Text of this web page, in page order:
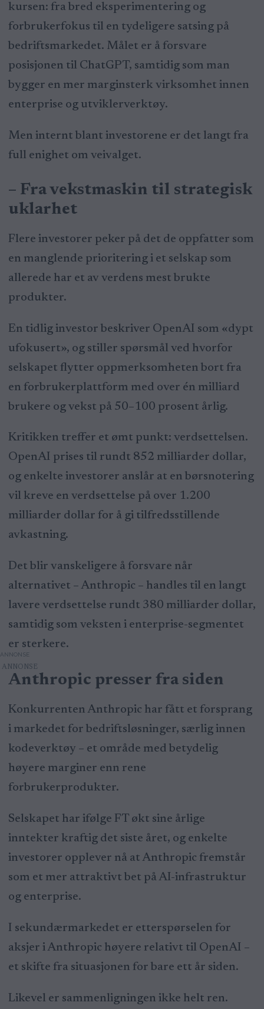
kursen: fra bred eksperimentering og
forbrukerfokus til en tydeligere satsing på
bedriftsmarkedet. Målet er å forsvare
posisjonen til ChatGPT, samtidig som man
bygger en mer marginsterk virksomhet innen
enterprise og utviklerverktøy.
Men internt blant investorene er det langt fra
full enighet om veivalget.
– Fra vekstmaskin til strategisk
uklarhet
Flere investorer peker på det de oppfatter som
en manglende prioritering i et selskap som
allerede har et av verdens mest brukte
produkter.
En tidlig investor beskriver OpenAI som «dypt
ufokusert», og stiller spørsmål ved hvorfor
selskapet flytter oppmerksomheten bort fra
en forbrukerplattform med over én milliard
brukere og vekst på 50–100 prosent årlig.
Kritikken treffer et ømt punkt: verdsettelsen.
OpenAI prises til rundt 852 milliarder dollar,
og enkelte investorer anslår at en børsnotering
vil kreve en verdsettelse på over 1.200
milliarder dollar for å gi tilfredsstillende
avkastning.
Det blir vanskeligere å forsvare når
alternativet – Anthropic – handles til en langt
lavere verdsettelse rundt 380 milliarder dollar,
samtidig som veksten i enterprise-segmentet
er sterkere.
ANNONSE
Anthropic presser fra siden
Konkurrenten Anthropic har fått et forsprang
i markedet for bedriftsløsninger, særlig innen
kodeverktøy – et område med betydelig
høyere marginer enn rene
forbrukerprodukter.
Selskapet har ifølge FT økt sine årlige
inntekter kraftig det siste året, og enkelte
investorer opplever nå at Anthropic fremstår
som et mer attraktivt bet på AI-infrastruktur
og enterprise.
I sekundærmarkedet er etterspørselen for
aksjer i Anthropic høyere relativt til OpenAI –
et skifte fra situasjonen for bare ett år siden.
Likevel er sammenligningen ikke helt ren.